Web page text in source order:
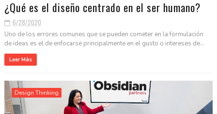
¿Qué es el diseño centrado en el ser humano?
6/28/2020
Uno de los errores comunes que se pueden cometer en la formulación
de ideas es el de enfocarse principalmente en el gusto o intereses de...
Leer Más
Design Thinking